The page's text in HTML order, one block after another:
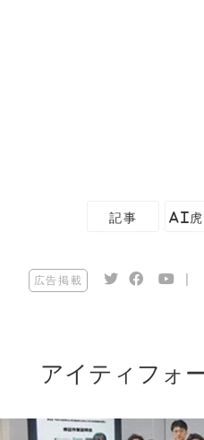
記事 AI虎
広告掲載
アイティフォー